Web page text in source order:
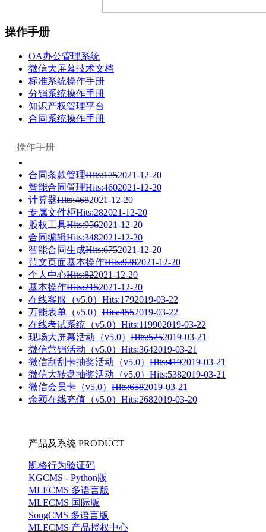
操作手册
OA办公管理系统
微信大屏幕技术文档
标准系统操作手册
分销系统操作手册
知识产权管理平台
合同系统操作手册
操作手册
合同条款管理Hits:1752021-12-20
智能合同管理Hits:4602021-12-20
计算器Hits:4682021-12-20
专属文件柜Hits:282021-12-20
股权工具Hits:9562021-12-20
合同编辑Hits:3482021-12-20
智能合同生成Hits:6752021-12-20
范文页面基本操作Hits:9282021-12-20
个人中心Hits:822021-12-20
基本操作Hits:2152021-12-20
在线客服（v5.0） Hits:1792019-03-22
万能表单（v5.0） Hits:4552019-03-22
在线考试系统（v5.0） Hits:119902019-03-22
现场大屏幕活动（v5.0） Hits:5252019-03-21
微信营销活动（v5.0） Hits:3642019-03-21
微信刮刮卡抽奖活动（v5.0） Hits:4192019-03-21
微信大转盘抽奖活动（v5.0） Hits:5382019-03-21
微信会员卡（v5.0） Hits:6582019-03-21
余额在线充值（v5.0） Hits:2682019-03-20
产品及系统 PRODUCT
凯格行为验证码
KGCMS - Python版
MLECMS 多语言版
MLECMS 国际版
SongCMS 多语言版
MLECMS 产品授权中心